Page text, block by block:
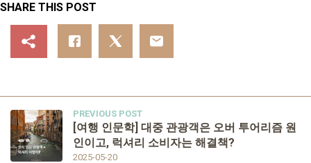
SHARE THIS POST
PREVIOUS POST
2025-05-20
[여행 인문학] 대중 관광객은 오버 투어리즘 원
인이고, 럭셔리 소비자는 해결책?